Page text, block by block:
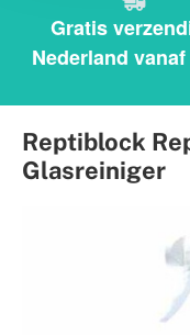
Gratis
Nederland vanaf
Reptiblock
Glasreiniger